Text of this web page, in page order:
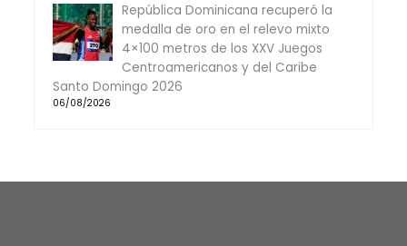
República Dominicana recuperó la
medalla de oro en el relevo mixto
4×100 metros de los XXV Juegos
Centroamericanos y del Caribe
Santo Domingo 2026
06/08/2026